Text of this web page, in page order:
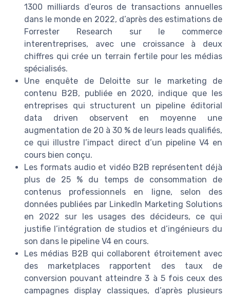
1300 milliards d’euros de transactions annuelles
dans le monde en 2022, d’après des estimations de
Forrester Research sur le commerce
interentreprises, avec une croissance à deux
chiffres qui crée un terrain fertile pour les médias
spécialisés.
Une enquête de Deloitte sur le marketing de
contenu B2B, publiée en 2020, indique que les
entreprises qui structurent un pipeline éditorial
data driven observent en moyenne une
augmentation de 20 à 30 % de leurs leads qualifiés,
ce qui illustre l’impact direct d’un pipeline V4 en
cours bien conçu.
Les formats audio et vidéo B2B représentent déjà
plus de 25 % du temps de consommation de
contenus professionnels en ligne, selon des
données publiées par LinkedIn Marketing Solutions
en 2022 sur les usages des décideurs, ce qui
justifie l’intégration de studios et d’ingénieurs du
son dans le pipeline V4 en cours.
Les médias B2B qui collaborent étroitement avec
des marketplaces rapportent des taux de
conversion pouvant atteindre 3 à 5 fois ceux des
campagnes display classiques, d’après plusieurs